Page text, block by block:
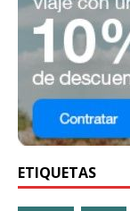
ETIQUETAS